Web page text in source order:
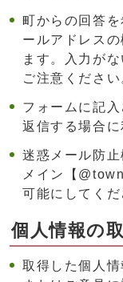
町からの回答
ールアドレス
ます。入力が
ご注意ください
フォームに記
返信する場合に
迷惑メール防
メイン【
可能にしてくだ
個人情報の
取得した個人